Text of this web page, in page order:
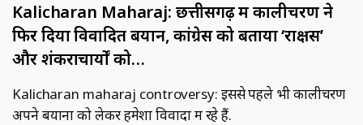
Kalicharan Maharaj: छत्तीसगढ़ में कालीचरण ने
फिर दिया विवादित बयान, कांग्रेस को बताया ‘राक्षस’
और शंकराचार्यों को…
Kalicharan maharaj controversy: इससे पहले भी कालीचरण
अपने बयानों को लेकर हमेशा विवादों में रहे हैं.